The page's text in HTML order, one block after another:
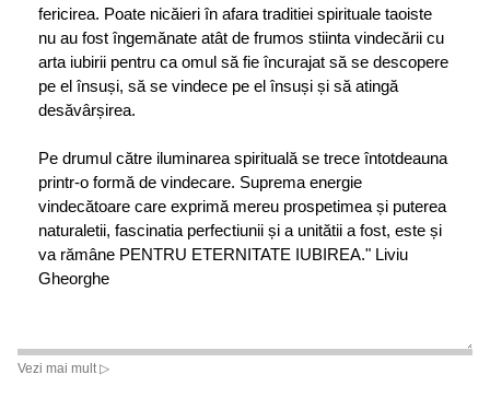
fericirea. Poate nicăieri în afara traditiei spirituale taoiste
nu au fost îngemănate atât de frumos stiinta vindecării cu
arta iubirii pentru ca omul să fie încurajat să se descopere
pe el însuși, să se vindece pe el însuși și să atingă
desăvârșirea.
Pe drumul către iluminarea spirituală se trece întotdeauna
printr-o formă de vindecare. Suprema energie
vindecătoare care exprimă mereu prospetimea și puterea
naturaletii, fascinatia perfectiunii și a unitătii a fost, este și
va rămâne PENTRU ETERNITATE IUBIREA." Liviu
Gheorghe
Vezi mai mult ▷